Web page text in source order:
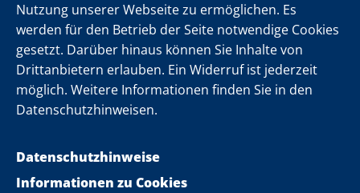
Nutzung unserer Webseite zu ermöglichen. Es
werden für den Betrieb der Seite notwendige Cookies
gesetzt. Darüber hinaus können Sie Inhalte von
Drittanbietern erlauben. Ein Widerruf ist jederzeit
möglich. Weitere Informationen finden Sie in den
Datenschutzhinweisen.
Datenschutzhinweise
Informationen zu Cookies
Folgen Sie uns